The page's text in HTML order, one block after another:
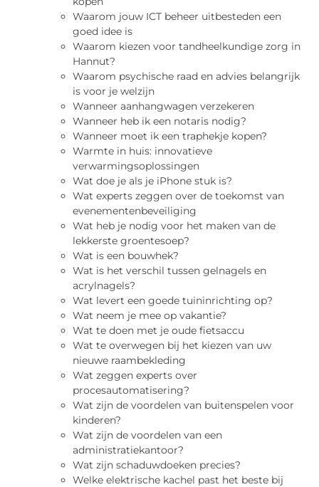
Waarom jouw ICT beheer uitbesteden een
goed idee is
Waarom kiezen voor tandheelkundige zorg in
Hannut?
Waarom psychische raad en advies belangrijk
is voor je welzijn
Wanneer aanhangwagen verzekeren
Wanneer heb ik een notaris nodig?
Wanneer moet ik een traphekje kopen?
Warmte in huis: innovatieve
verwarmingsoplossingen
Wat doe je als je iPhone stuk is?
Wat experts zeggen over de toekomst van
evenementenbeveiliging
Wat heb je nodig voor het maken van de
lekkerste groentesoep?
Wat is een bouwhek?
Wat is het verschil tussen gelnagels en
acrylnagels?
Wat levert een goede tuininrichting op?
Wat neem je mee op vakantie?
Wat te doen met je oude fietsaccu
Wat te overwegen bij het kiezen van uw
nieuwe raambekleding
Wat zeggen experts over
procesautomatisering?
Wat zijn de voordelen van buitenspelen voor
kinderen?
Wat zijn de voordelen van een
administratiekantoor?
Wat zijn schaduwdoeken precies?
Welke elektrische kachel past het beste bij